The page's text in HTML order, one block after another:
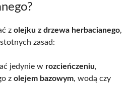
z olejku z drzewa herbacianego,
zasad:
jedynie w rozcieńczeniu,
z olejem bazowym, wodą czy